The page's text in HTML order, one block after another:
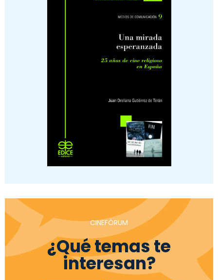
CINEFÓRUM
¿Qué temas te
interesan?